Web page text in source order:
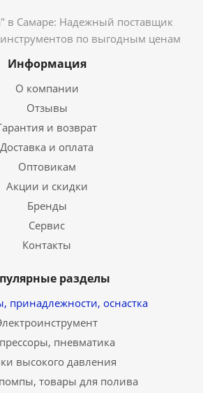
в Самаре: Надежный поставщик
по выгодным ценам
Информация
О компании
Отзывы
и возврат
Доставка и оплата
Оптовикам
Акции и скидки
Бренды
Сервис
Контакты
разделы
принадлежности, оснастка
пневматика
высокого давления
товары для полива